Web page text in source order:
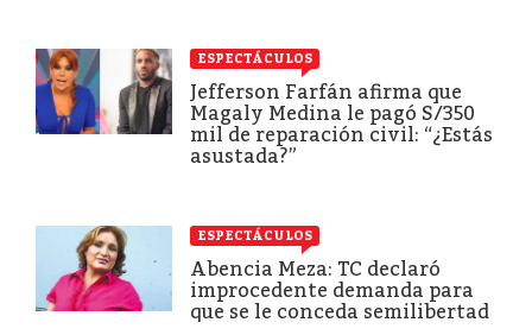
ESPECTÁCULOS
Jefferson Farfán afirma que
Magaly Medina le pagó S/350
mil de reparación civil: “¿Estás
asustada?”
ESPECTÁCULOS
Abencia Meza: TC declaró
improcedente demanda para
que se le conceda semilibertad